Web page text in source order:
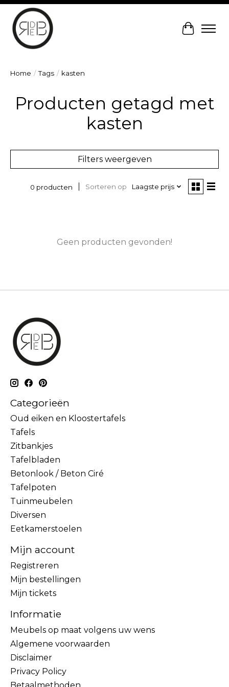
Home / Tags / kasten
Producten getagd met
kasten
Filters weergeven
0 producten Sorteren op Laagste prijs
Geen producten gevonden!
Categorieën
Oud eiken en Kloostertafels
Tafels
Zitbankjes
Tafelbladen
Betonlook / Beton Ciré
Tafelpoten
Tuinmeubelen
Diversen
Eetkamerstoelen
Mijn account
Registreren
Mijn bestellingen
Mijn tickets
Informatie
Meubels op maat volgens uw wens
Algemene voorwaarden
Disclaimer
Privacy Policy
Betaalmethoden